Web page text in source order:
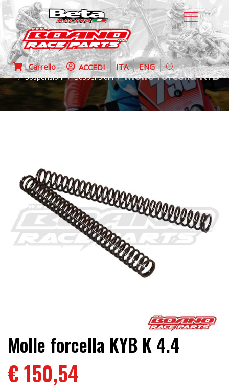
Carrello ACCEDI ITA ENG
Sospensioni Sospensioni Molle forcella KYB
Molle forcella KYB K 4.4
€ 150,54